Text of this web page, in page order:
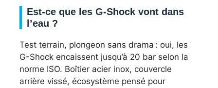
Est-ce que les G-Shock vont dans
l’eau ?
Test terrain, plongeon sans drama : oui, les
G-Shock encaissent jusqu’à 20 bar selon la
norme ISO. Boîtier acier inox, couvercle
arrière vissé, écosystème pensé pour